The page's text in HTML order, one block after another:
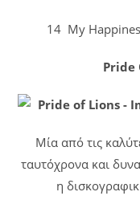
14 My
Pride
Μία από τις
ταυτόχρονα και
η